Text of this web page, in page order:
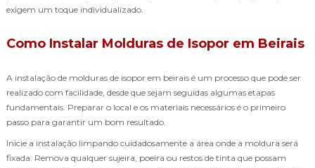
exigem um toque individualizado.
Como Instalar Molduras de Isopor em Beirais
A instalação de molduras de isopor em beirais é um processo que pode ser
realizado com facilidade, desde que sejam seguidas algumas etapas
fundamentais. Preparar o local e os materiais necessários é o primeiro
passo para garantir um bom resultado.
Inicie a instalação limpando cuidadosamente a área onde a moldura será
fixada. Remova qualquer sujeira, poeira ou restos de tinta que possam